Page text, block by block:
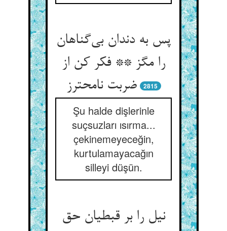
پس به دندان بی‌گناهان
را مگز ** فکر کن از
ضربت نامحترز
2815
Şu halde dişlerinle
suçsuzları ısırma...
çekinemeyeceğin,
kurtulamayacağın
silleyi düşün.
نیل را بر قبطیان حق